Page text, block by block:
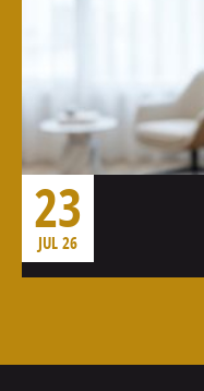
23
JUL 26